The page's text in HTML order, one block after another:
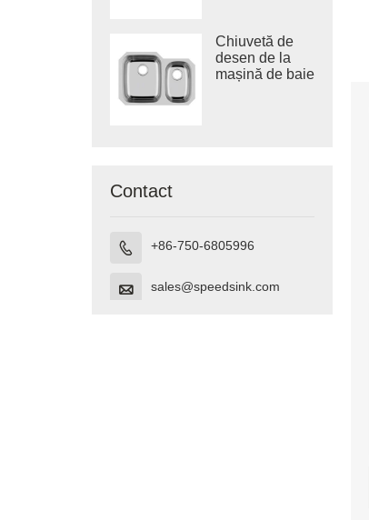
Vietnam
Chiuvetă de
desen de la
mașină de baie
Contact
 +86-750-6805996
 sales@speedsink.com